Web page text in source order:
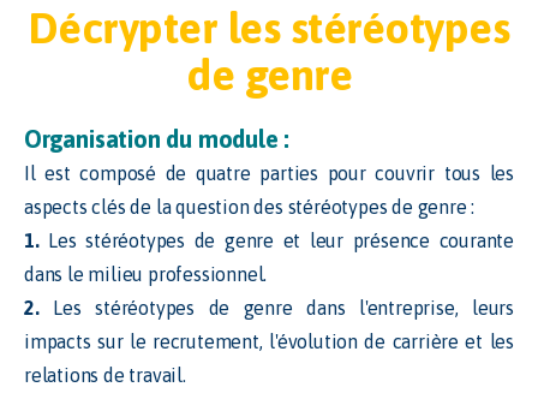
Décrypter les stéréotypes
de genre
Organisation du module :
Il est composé de quatre parties pour couvrir tous les
aspects clés de la question des stéréotypes de genre :
1. Les stéréotypes de genre et leur présence courante
dans le milieu professionnel.
2. Les stéréotypes de genre dans l'entreprise, leurs
impacts sur le recrutement, l'évolution de carrière et les
relations de travail.